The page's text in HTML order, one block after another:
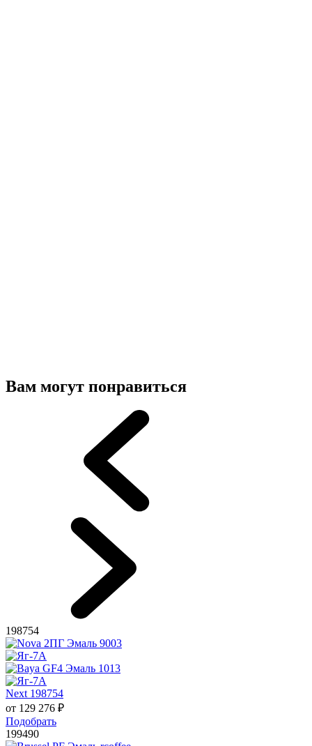
Вам могут понравиться
198754
Next 198754
от 129 276 ₽
Подобрать
199490